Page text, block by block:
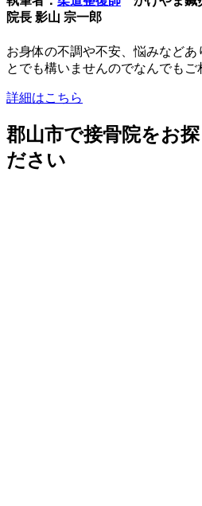
院長 影山 宗一郎
お身体の不調や不安、悩みなどあ
とでも構いませんのでなんでもご
詳細はこちら
郡山市で接骨院をお
ださい